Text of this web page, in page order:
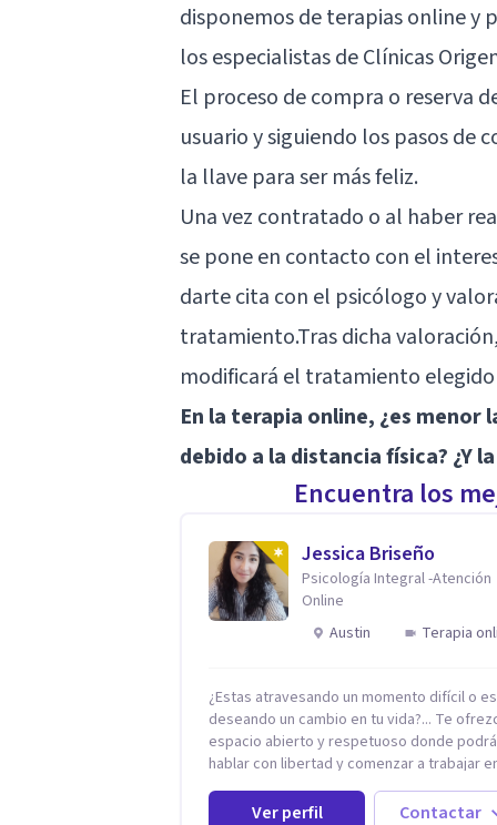
disponemos de terapias online y
los especialistas de Clínicas
El proceso de compra o reserva
usuario y siguiendo los pasos de
la llave para ser más feliz.
Una vez contratado o al haber
se pone en contacto con el
darte cita con el psicólogo y
tratamiento.Tras dicha
modificará el tratamiento
En la terapia online, ¿es
debido a la distancia física? ¿Y
Encuentra los
Jessica Briseño
Psicología Integral -Atención
Online
Austin
Terapia
¿Estas atravesando un momento difícil o
deseando un cambio en tu vida?... Te
espacio abierto y respetuoso donde
hablar con libertad y comenzar a trabajar
que hoy te preocupa. Me especializo en
Trastornos de Ansiedad y a lo largo de mi
Ver perfil Contactar